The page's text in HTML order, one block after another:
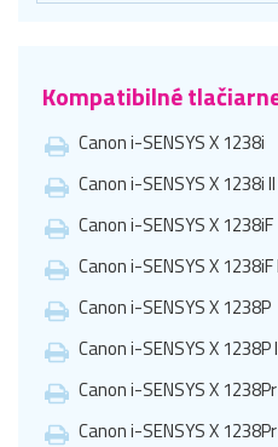
Kompatibilné
Canon i-SENSYS X 1238i
Canon i-SENSYS X 1238i II
Canon i-SENSYS X 1238iF
Canon i-SENSYS X 1238iF
Canon i-SENSYS X 1238P
Canon i-SENSYS X 1238P
Canon i-SENSYS X 1238Pr
Canon i-SENSYS X 1238Pr